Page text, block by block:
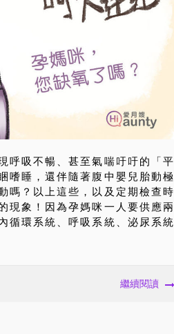
呼吸不暢、甚至氣喘吁吁的「平
嗜睡，還伴隨著腹中嬰兒胎動極
嗎？以上這些，以及定期檢查時
現象！因為孕媽咪一人要供應兩
循環系統、呼吸系統、泌尿系統
繼續閱讀